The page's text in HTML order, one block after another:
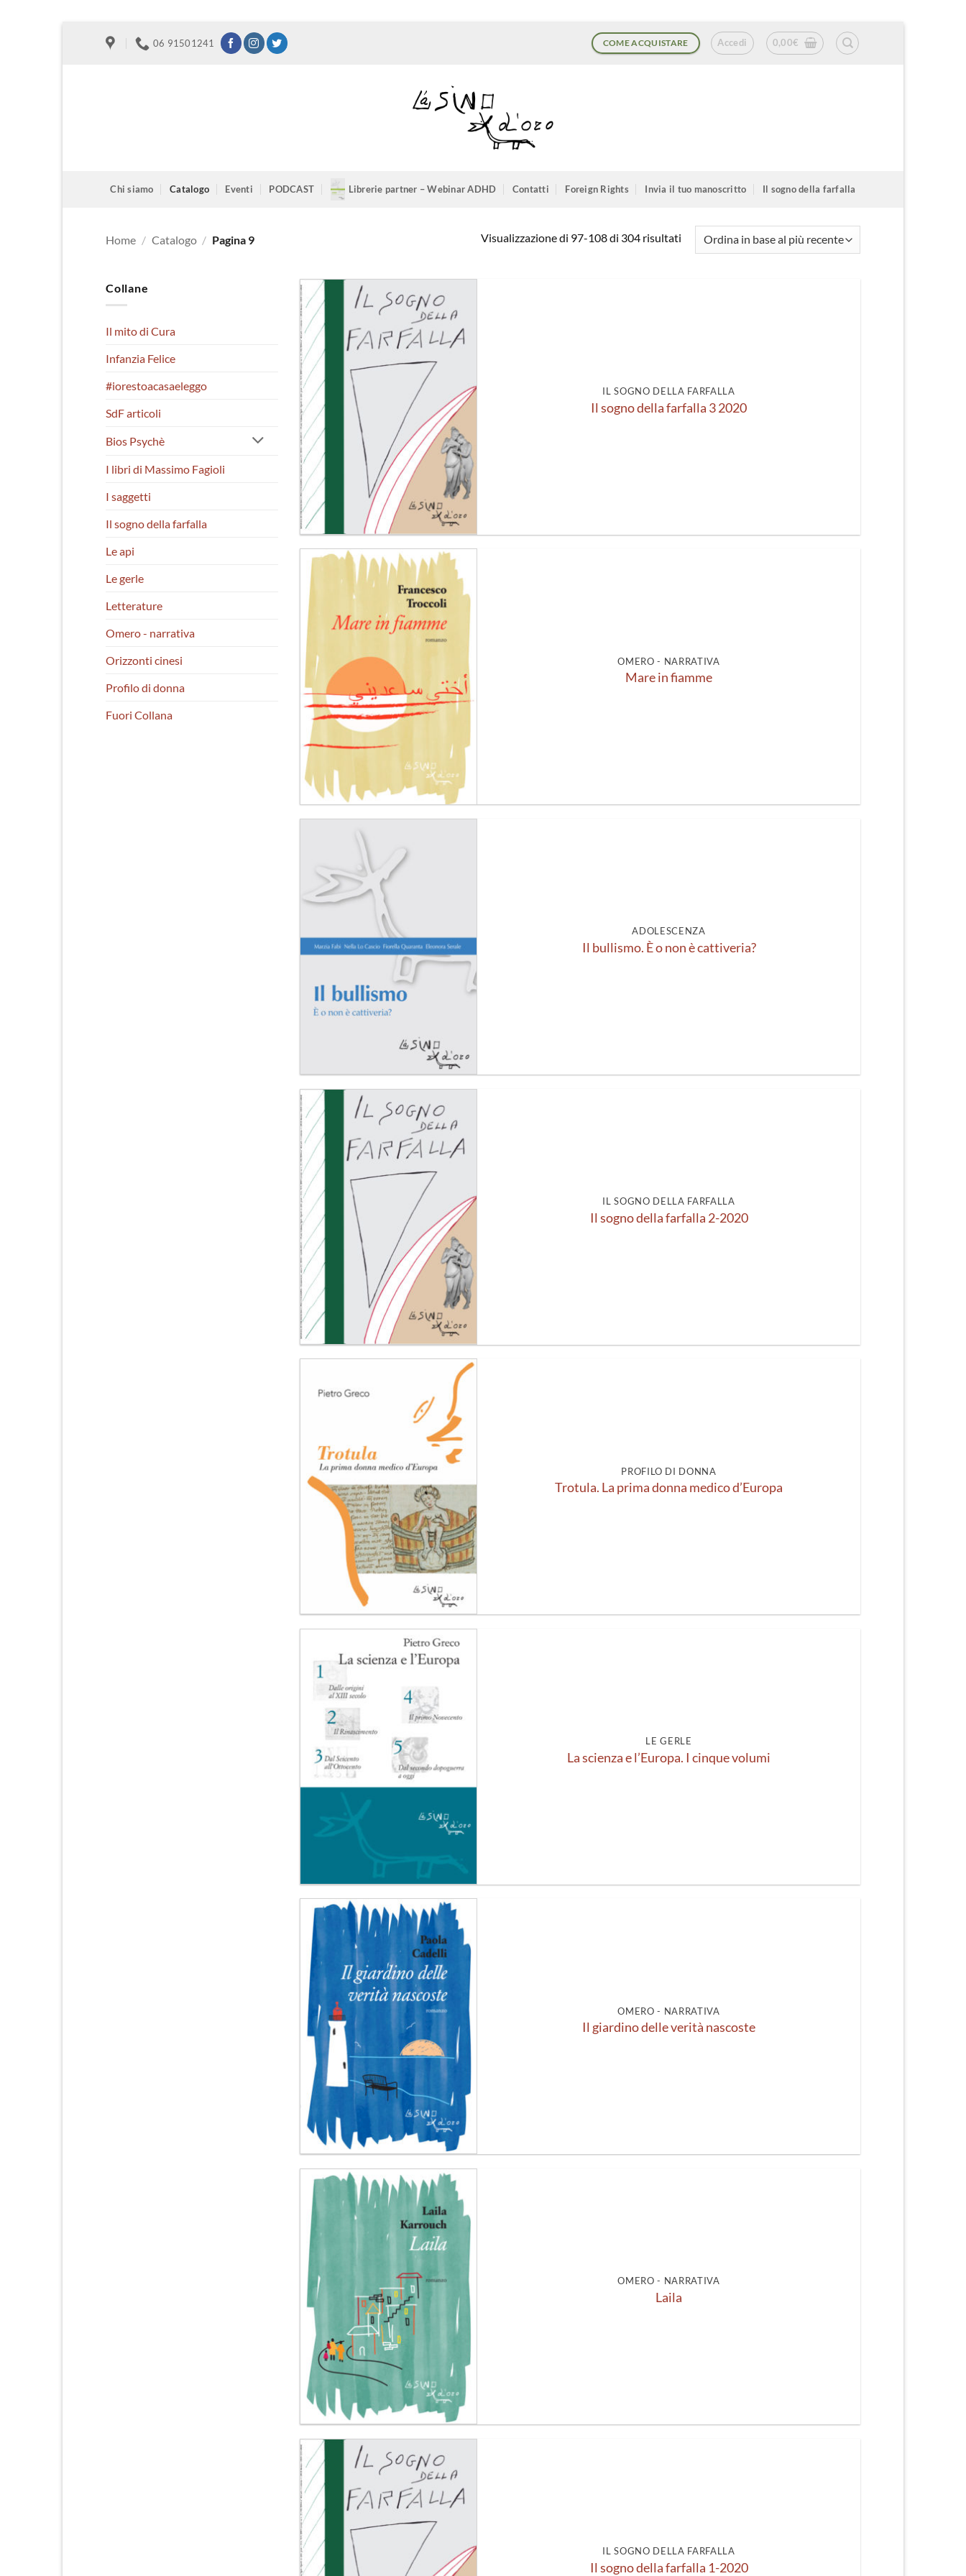
06 91501241 COME ACQUISTARE Accedi 0,00€
Chi siamo Catalogo Eventi PODCAST Librerie partner – Webinar ADHD Contatti Foreign Rights Invia il tuo manoscritto Il sogno della farfalla
Home / Catalogo / Pagina 9 Visualizzazione di 97-108 di 304 risultatiOrdina
Collane
Il mito di Cura
Infanzia Felice
#iorestoacasaeleggo
SdF articoli
Bios Psychè
I libri di Massimo Fagioli
I saggetti
Il sogno della farfalla
Le api
Le gerle
Letterature
Omero - narrativa
Orizzonti cinesi
Profilo di donna
Fuori Collana
Aggiungi
alla lista
dei
desideri
IL SOGNO DELLA FARFALLA
Il sogno della farfalla 3 2020
Aggiungi
alla lista
dei
desideri
OMERO - NARRATIVA
Mare in fiamme
ADOLESCENZA
Il bullismo. È o non è cattiveria?
Aggiungi
alla lista
dei
desideri
IL SOGNO DELLA FARFALLA
Il sogno della farfalla 2-2020
Aggiungi
alla lista
dei
desideri
PROFILO DI DONNA
Trotula. La prima donna medico d’Europa
Aggiungi
desideri
LE GERLE
La scienza e l’Europa. I cinque volumi
Aggiungi
alla lista
dei
desideri
OMERO - NARRATIVA
Il giardino delle verità nascoste
Aggiungi
alla lista
dei
desideri
OMERO - NARRATIVA
Laila
Aggiungi
alla lista
dei
desideri
IL SOGNO DELLA FARFALLA
Il sogno della farfalla 1-2020